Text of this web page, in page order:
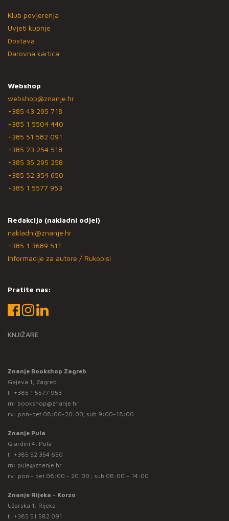
Klub povjerenja
Uvjeti kupnje
Dostava
Darovna kartica
Webshop
webshop@znanje.hr
+385 43 295 718
+385 1 5504 440
+385 51 582 091
+385 23 254 518
+385 35 295 258
+385 52 354 650
+385 1 5577 953
Redakcija (nakladni odjel)
nakladni@znanje.hr
+385 1 3689 511
Informacije za autore / Rukopisi
Pratite nas:
KNJIŽARE
Znanje Bookshop Zagreb
Gajeva 1, Zagreb
t: +385 1 5577 953
m: bookshop@znanje.hr
rv: pon-pet 08:00-20:00; sub 9:00-18:00
Znanje Pula
Giardini 4, Pula
t: +385 52 354 650
m: pula@znanje.hr
rv: pon - pet 08:00 - 20:00 ; sub 08:00 – 14:00
Znanje Rijeka - Korzo
Užarska 1, Rijeka
t: +385 51 582 091